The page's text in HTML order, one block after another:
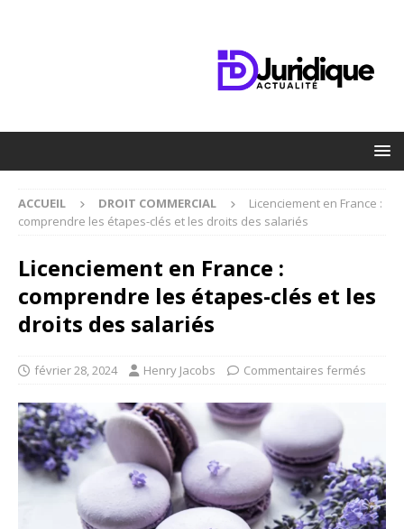
ACCUEIL DROIT COMMERCIAL
Licenciement en France :
comprendre les étapes-clés et les droits des salariés
Licenciement en France :
comprendre les étapes-clés et les
droits des salariés
février 28, 2024 Henry Jacobs Commentaires fermés